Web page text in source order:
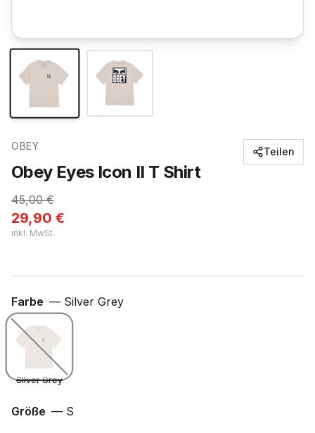
OBEY
Obey Eyes Icon II T Shirt
45,00€
29,90 €
inkl. MwSt.
Teilen
Farbe — Silver Grey
Silver Grey
Größe — S